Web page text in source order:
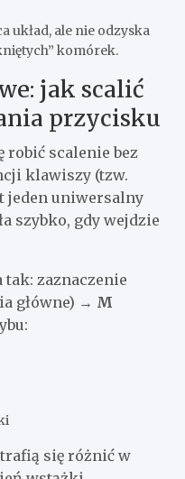
układ, ale nie odzyska
komórek.
jak scalić
przycisku
robić scalenie bez
klawiszy (tzw.
jeden uniwersalny
szybko, gdy wejdzie
tak: zaznaczenie
główne) → M
się różnić w